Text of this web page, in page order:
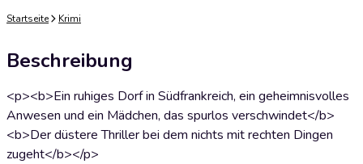
Startseite Krimi
Beschreibung
<p><b>Ein ruhiges Dorf in Südfrankreich, ein geheimnisvolles
Anwesen und ein Mädchen, das spurlos verschwindet</b>
<b>Der düstere Thriller bei dem nichts mit rechten Dingen
zugeht</b></p>